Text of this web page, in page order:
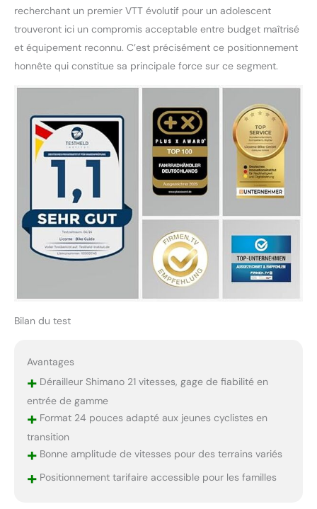
recherchant un premier VTT évolutif pour un adolescent
trouveront ici un compromis acceptable entre budget maîtrisé
et équipement reconnu. C’est précisément ce positionnement
honnête qui constitue sa principale force sur ce segment.
Bilan du test
Avantages
+Dérailleur Shimano 21 vitesses, gage de fiabilité en
entrée de gamme
+Format 24 pouces adapté aux jeunes cyclistes en
transition
+Bonne amplitude de vitesses pour des terrains variés
+Positionnement tarifaire accessible pour les familles